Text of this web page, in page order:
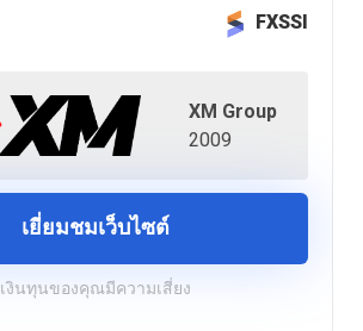
FXSSI
XM Group
2009
เยี่ยมชมเว็บไซต์
เงินทุนของคุณมีความเสี่ยง